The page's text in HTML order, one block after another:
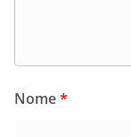
Nome*